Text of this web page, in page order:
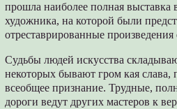
прошла наиболее полная выставка
художника, на которой были
отреставрированные
Судьбы людей искусства
некоторых бывают гром кая
всеобщее признание. Трудные,
дороги ведут других мастеров к